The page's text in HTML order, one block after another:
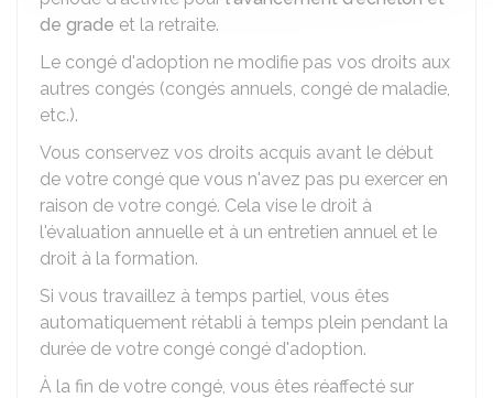
de grade et la retraite.
Le congé d'adoption ne modifie pas vos droits aux
autres congés (congés annuels, congé de maladie,
etc.).
Vous conservez vos droits acquis avant le début
de votre congé que vous n'avez pas pu exercer en
raison de votre congé. Cela vise le droit à
l'évaluation annuelle et à un entretien annuel et le
droit à la formation.
Si vous travaillez à temps partiel, vous êtes
automatiquement rétabli à temps plein pendant la
durée de votre congé congé d'adoption.
À la fin de votre congé, vous êtes réaffecté sur